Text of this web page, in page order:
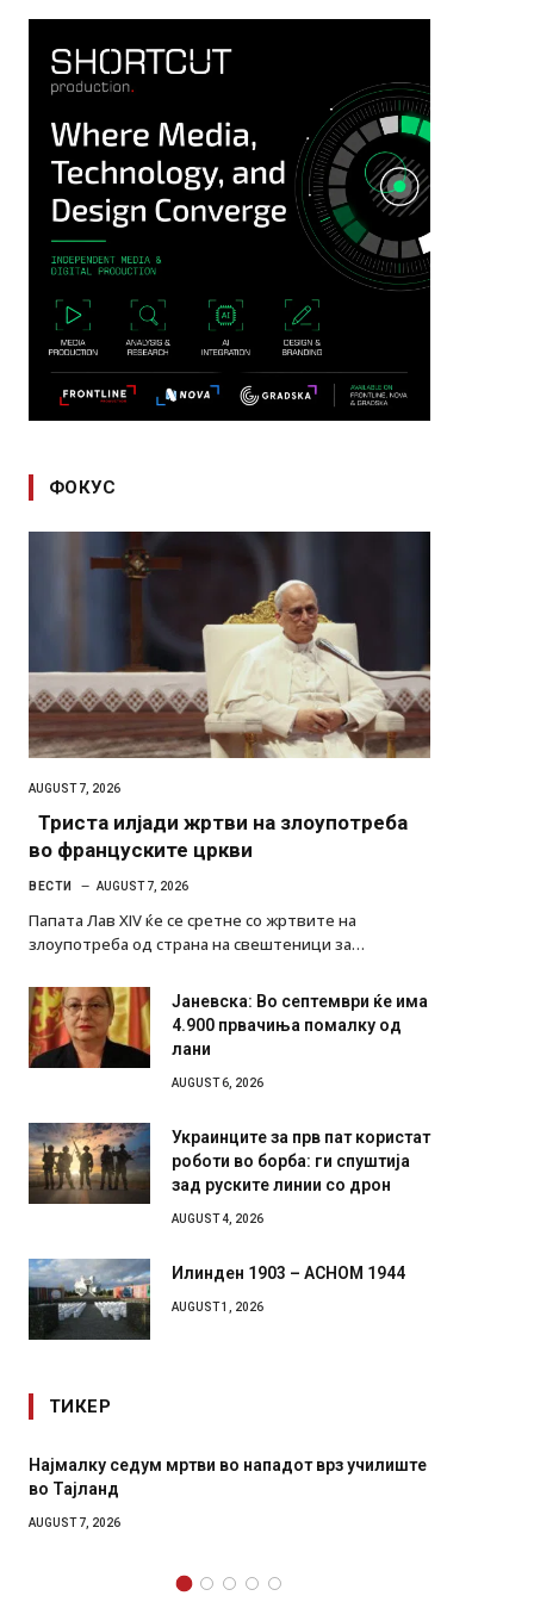
ФОКУС
AUGUST 7, 2026
Триста илјади жртви на злоупотреба
во француските цркви
ВЕСТИ AUGUST 7, 2026
Папата Лав XIV ќе се сретне со жртвите на
злоупотреба од страна на свештеници за…
Јаневска: Во септември ќе има
4.900 првачиња помалку од
лани
AUGUST 6, 2026
Украинците за прв пат користат
роботи во борба: ги спуштија
зад руските линии со дрон
AUGUST 4, 2026
Илинден 1903 – АСНОМ 1944
AUGUST 1, 2026
ТИКЕР
СОЗИС: Украинците повеќе им веруваат на
генералите отколку на Зеленски
AUGUST 7, 2026